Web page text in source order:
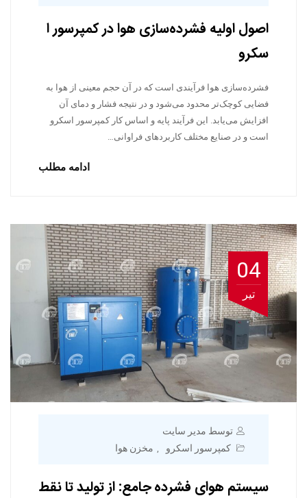
اصول اولیه فشرده‌سازی هوا در کمپرسور ا
سکرو
فشرده‌سازی هوا فرآیندی است که در آن حجم معینی از هوا به
فضایی کوچک‌تر محدود می‌شود و در نتیجه فشار و دمای آن
افزایش می‌یابد. این فرآیند پایه و اساس کار کمپرسور اسکرو
است و در صنایع مختلف کاربردهای فراوانی…
ادامه مطلب
04
تیر
توسط مدیر سایت
کمپرسور اسکرو
مخزن هوا
سیستم هوای فشرده جامع: از تولید تا نقط